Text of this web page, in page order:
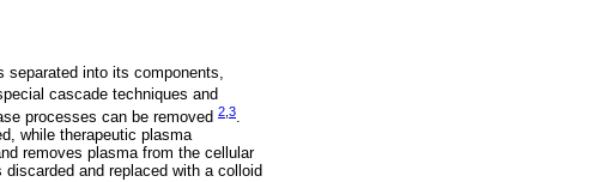
separated into its components,
cascade techniques and
processes can be removed 2 3.
while therapeutic plasma
removes plasma from the cellular
and replaced with a colloid